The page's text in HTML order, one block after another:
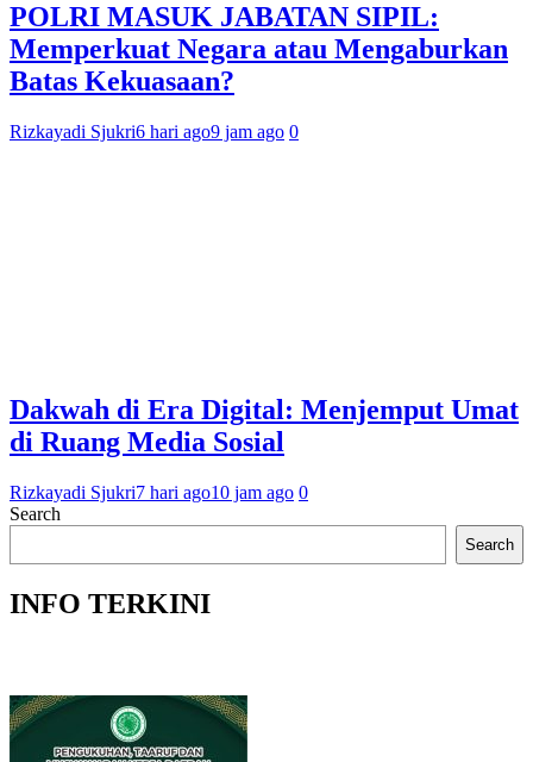
POLRI MASUK JABATAN SIPIL:
Memperkuat Negara atau Mengaburkan
Batas Kekuasaan?
Rizkayadi Sjukri6 hari ago9 jam ago 0
Dakwah di Era Digital: Menjemput Umat
di Ruang Media Sosial
Rizkayadi Sjukri7 hari ago10 jam ago 0
Search
Search
INFO TERKINI